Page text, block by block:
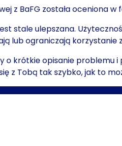
z BaFG została oceniona w
stale ulepszana.
lub ograniczają korzystanie
o krótkie opisanie problemu
z Tobą tak szybko, jak to